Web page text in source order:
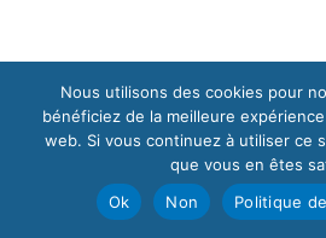
Nous utilisons des cookies pour
bénéficiez de la meilleure
web. Si vous continuez à utiliser ce
que vous en êtes
Ok
Non Politique